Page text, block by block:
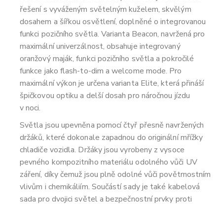
řešení s vyváženým světelným kuželem, skvělým
dosahem a šířkou osvětlení, doplněné o integrovanou
funkci pozičního světla. Varianta Beacon, navržená pro
maximální univerzálnost, obsahuje integrovaný
oranžový maják, funkci pozičního světla a pokročilé
funkce jako flash-to-dim a welcome mode. Pro
maximální výkon je určena varianta Elite, která přináší
špičkovou optiku a delší dosah pro náročnou jízdu
v noci.
Světla jsou upevněna pomocí čtyř přesně navržených
držáků, které dokonale zapadnou do originální mřížky
chladiče vozidla. Držáky jsou vyrobeny z vysoce
pevného kompozitního materiálu odolného vůči UV
záření, díky čemuž jsou plně odolné vůči povětrnostním
vlivům i chemikáliím. Součástí sady je také kabelová
sada pro dvojici světel a bezpečnostní prvky proti